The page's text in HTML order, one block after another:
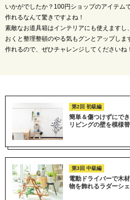
いかがでしたか？100円ショップのアイテム
作れるなんて驚きですよね！
素敵なお道具箱はインテリアにも使えますし
おくと整理整頓のやる気もグンとアップし
作れるので、ぜひチャレンジしてくださいね！
第2回 初級編
簡単＆傷つけずにでき
リビングの壁を模様
第3回 中級編
電動ドライバーで木
物を飾れるラダーシ